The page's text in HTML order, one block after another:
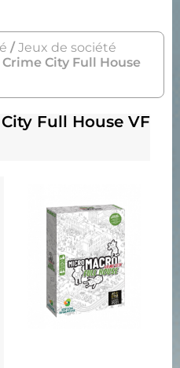
/Jeux de société
City Full House
Full House VF